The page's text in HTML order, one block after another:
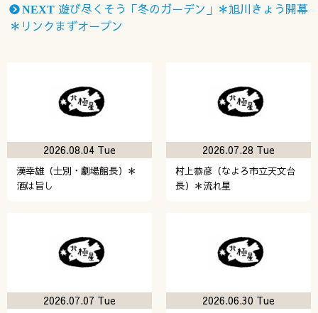
NEXT 遊び尽くそう「冬のガーデン」＊旭川きょう開幕
＊リンクまずオープン
漢幸雄（士別・劇場館長）＊
酒は旨し
2026.08.04 Tue
村上恭彦（なよろ市立天文台
長）＊流れ星
2026.07.28 Tue
2026.07.07 Tue 2026.06.30 Tue